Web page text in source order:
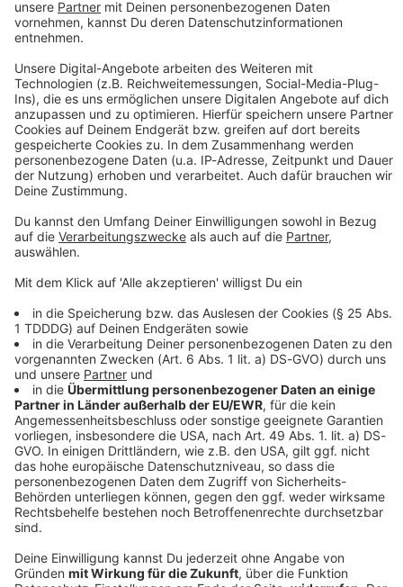
Sprachnachrichten per App oder E-Mailsins Studio, postet
und markiert uns beiSocial MediaaufInstagram, Facebook
oder TikTok
Super Bowl Fest im Radiound darüber hinaus.
Smells like NFL Spirit!
Mehr Football auf rockantenne.bayern:
NFL auf ROCK ANTENNE Bayern: Alle Football-Infos,
Fakten, Quiz & mehr
Wir bringen den American Football ins Radio: ROCK
ANTENNE ist auch in der Saison 2025/26 offizieller
Radiopartner der NFL-Spiele bei RTL!
Rockfakten